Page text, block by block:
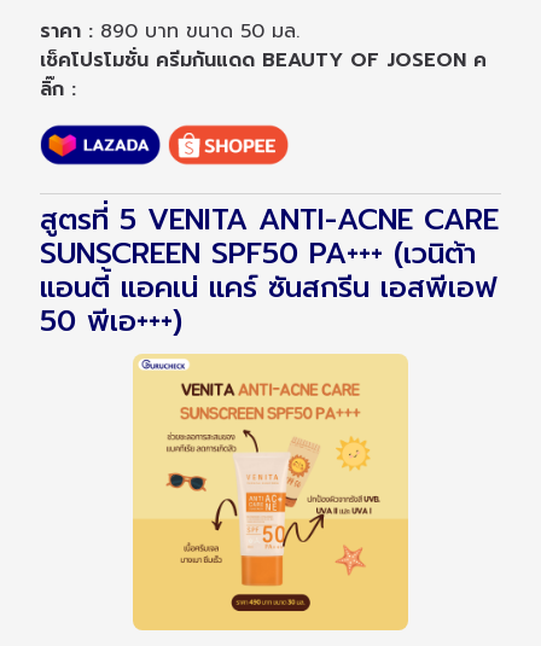
ราคา : 890 บาท ขนาด 50 มล.
เช็คโปรโมชั่น ครีมกันแดด BEAUTY OF JOSEON ค
ลิ๊ก :
สูตรที่ 5 VENITA ANTI-ACNE CARE
SUNSCREEN SPF50 PA+++ (เวนิต้า
แอนตี้ แอคเน่ แคร์ ซันสกรีน เอสพีเอฟ
50 พีเอ+++)